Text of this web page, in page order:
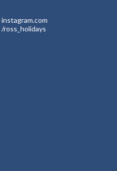
instagram.com
/ross_holidays